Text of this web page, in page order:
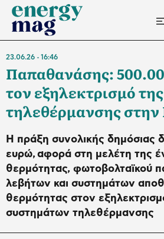
23.06.26 16:46
Παπαθανάσης:
τον εξηλεκτρισμό της
τηλεθέρμανσης στην
H πράξη συνολικής
ευρώ, αφορά στη μελέτη της
θερμότητας, φωτοβολταϊκού
λεβήτων και συστημάτων
θερμότητας στον
συστημάτων τηλεθέρμανσης